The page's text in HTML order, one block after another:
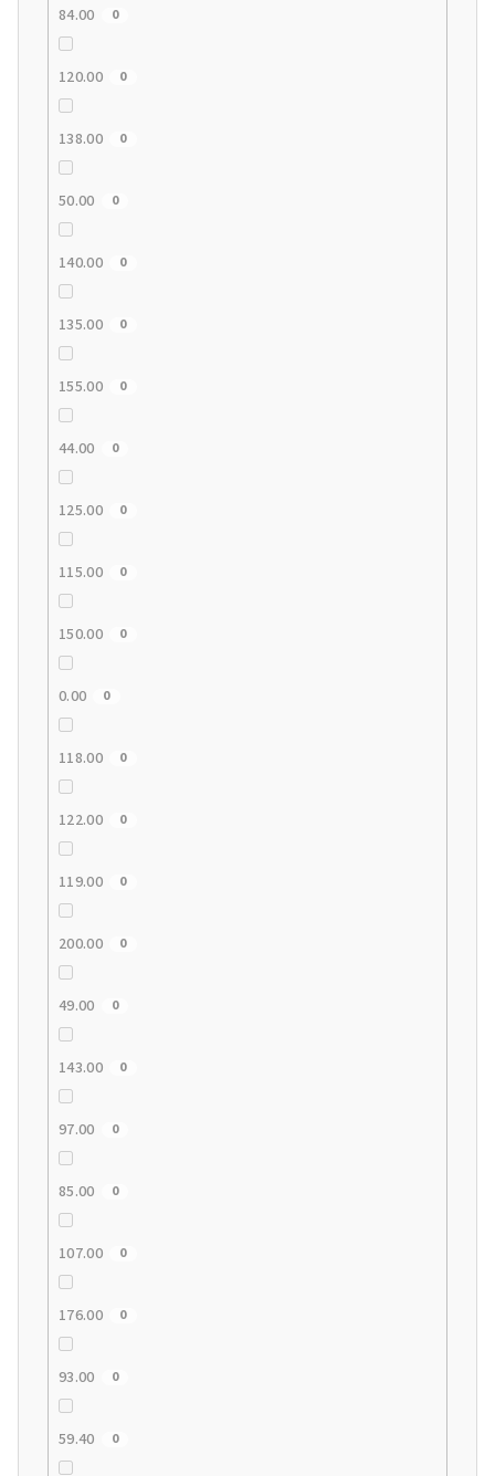
84.00 0
120.00 0
138.00 0
50.00 0
140.00 0
135.00 0
155.00 0
44.00 0
125.00 0
115.00 0
150.00 0
0.00 0
118.00 0
122.00 0
119.00 0
200.00 0
49.00 0
143.00 0
97.00 0
85.00 0
107.00 0
176.00 0
93.00 0
59.40 0